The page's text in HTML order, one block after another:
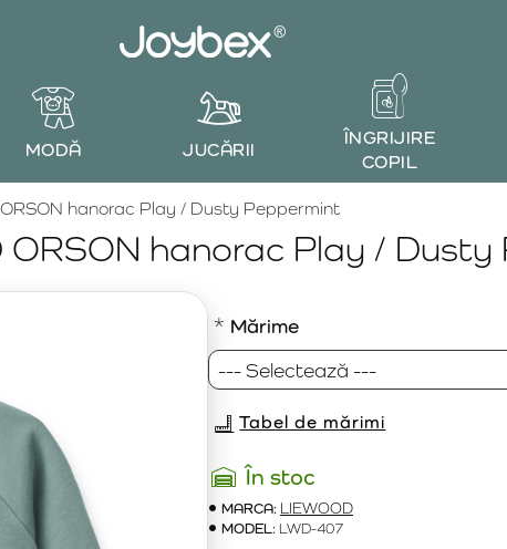
MODĂ JUCĂRII
ÎNGRIJIRE
COPIL
ORSON hanorac Play /
hanorac Play / Dusty Peppermint
În stoc
MARCA: LIEWOOD
MODEL: LWD-407
Mărime
Tabel de mărimi